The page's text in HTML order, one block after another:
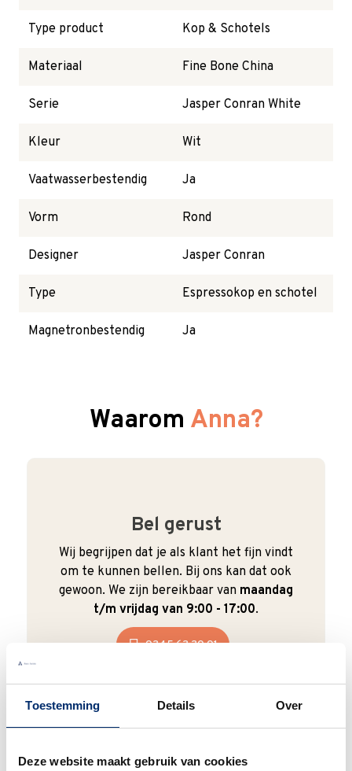
Toestemming Details Over
Deze website maakt gebruik van cookies
Type product Kop & Schotels
Materiaal Fine Bone China
Serie Jasper Conran White
Kleur Wit
Vaatwasserbestendig Ja
Vorm Rond
Designer Jasper Conran
Type Espressokop en schotel
Magnetronbestendig Ja
Waarom Anna?
Bel gerust
Wij begrijpen dat je als klant het fijn vindt
om te kunnen bellen. Bij ons kan dat ook
gewoon. We zijn bereikbaar van maandag
t/m vrijdag van 9:00 - 17:00.
0345 63 30 01
Duurzaam